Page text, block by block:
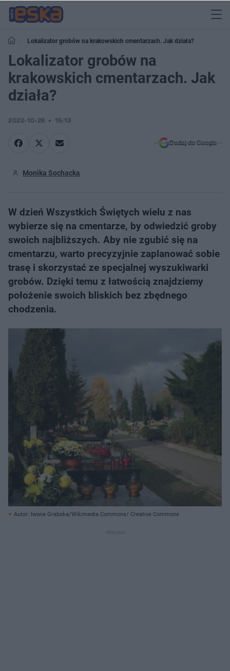
Lokalizator grobów na krakowskich cmentarzach. Jak działa?
Lokalizator grobów na
krakowskich cmentarzach. Jak
działa?
2022-10-28 15:13
Dodaj do Google
Monika Sochacka
W dzień Wszystkich Świętych wielu z nas
wybierze się na cmentarze, by odwiedzić groby
swoich najbliższych. Aby nie zgubić się na
cmentarzu, warto precyzyjnie zaplanować sobie
trasę i skorzystać ze specjalnej wyszukiwarki
grobów. Dzięki temu z łatwością znajdziemy
położenie swoich bliskich bez zbędnego
chodzenia.
Autor: Iwona Grabska/Wikimedia Commons/ Creative Commons